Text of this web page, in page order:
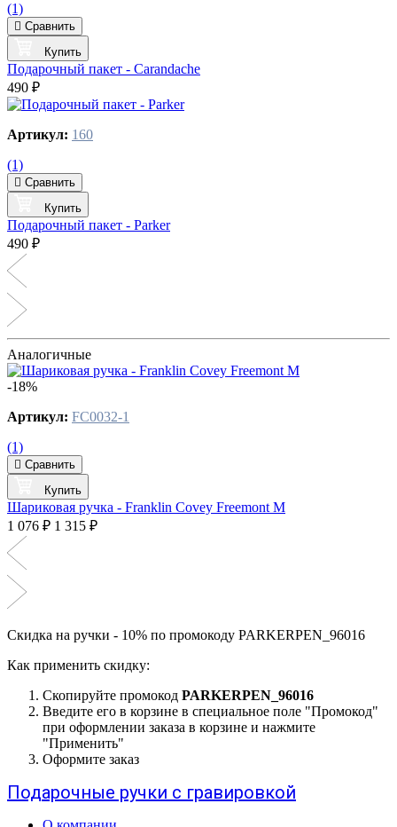
(1)
Сравнить
Купить
Подарочный пакет - Carandache
490 ₽
Артикул: 160
(1)
Сравнить
Купить
Подарочный пакет - Parker
490 ₽
Аналогичные
-18%
Артикул: FC0032-1
(1)
Сравнить
Купить
Шариковая ручка - Franklin Covey Freemont M
1 076 ₽ 1 315 ₽
Скидка на ручки - 10% по промокоду PARKERPEN_96016
Как применить скидку:
Скопируйте промокод PARKERPEN_96016
Введите его в корзине в специальное поле "Промокод"
при оформлении заказа в корзине и нажмите
"Применить"
Оформите заказ
Подарочные ручки с гравировкой